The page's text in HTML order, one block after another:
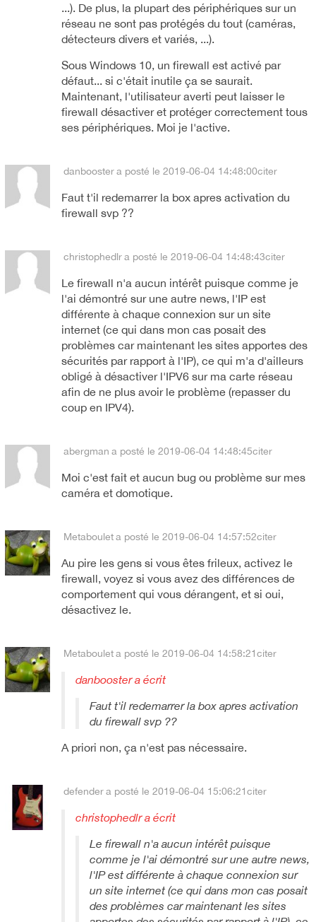
...). De plus, la plupart des périphériques sur un
réseau ne sont pas protégés du tout (caméras,
détecteurs divers et variés, ...).
Sous Windows 10, un firewall est activé par
défaut... si c'était inutile ça se saurait.
Maintenant, l'utilisateur averti peut laisser le
firewall désactiver et protéger correctement tous
ses périphériques. Moi je l'active.
danbooster a posté le 2019-06-04 14:48:00citer
Faut t'il redemarrer la box apres activation du
firewall svp ??
christophedlr a posté le 2019-06-04 14:48:43citer
Le firewall n'a aucun intérêt puisque comme je
l'ai démontré sur une autre news, l'IP est
différente à chaque connexion sur un site
internet (ce qui dans mon cas posait des
problèmes car maintenant les sites apportes des
sécurités par rapport à l'IP), ce qui m'a d'ailleurs
obligé à désactiver l'IPV6 sur ma carte réseau
afin de ne plus avoir le problème (repasser du
coup en IPV4).
abergman a posté le 2019-06-04 14:48:45citer
Moi c'est fait et aucun bug ou problème sur mes
caméra et domotique.
Metaboulet a posté le 2019-06-04 14:57:52citer
Au pire les gens si vous êtes frileux, activez le
firewall, voyez si vous avez des différences de
comportement qui vous dérangent, et si oui,
désactivez le.
Metaboulet a posté le 2019-06-04 14:58:21citer
danbooster a écrit
Faut t'il redemarrer la box apres activation
du firewall svp ??
A priori non, ça n'est pas nécessaire.
defender a posté le 2019-06-04 15:06:21citer
christophedlr a écrit
Le firewall n'a aucun intérêt puisque
comme je l'ai démontré sur une autre news,
l'IP est différente à chaque connexion sur
un site internet (ce qui dans mon cas posait
des problèmes car maintenant les sites